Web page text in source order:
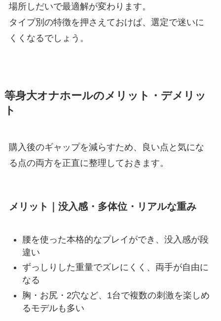
場所しだいで最適解が変わります。
タイプ別の特徴を押さえておけば、選定で迷いに
くくなるでしょう。
等身大オナホールのメリット・デメリッ
ト
購入後のギャップを減らすため、良い点と気にな
る点の両方を正直に整理しておきます。
メリット｜没入感・多体位・リアルな重み
腰を使った本格的なプレイができ、没入感が段
違い
ずっしりした重量でズレにくく、両手が自由に
なる
胸・お尻・2穴など、1台で複数の刺激を楽しめ
るモデルも多い